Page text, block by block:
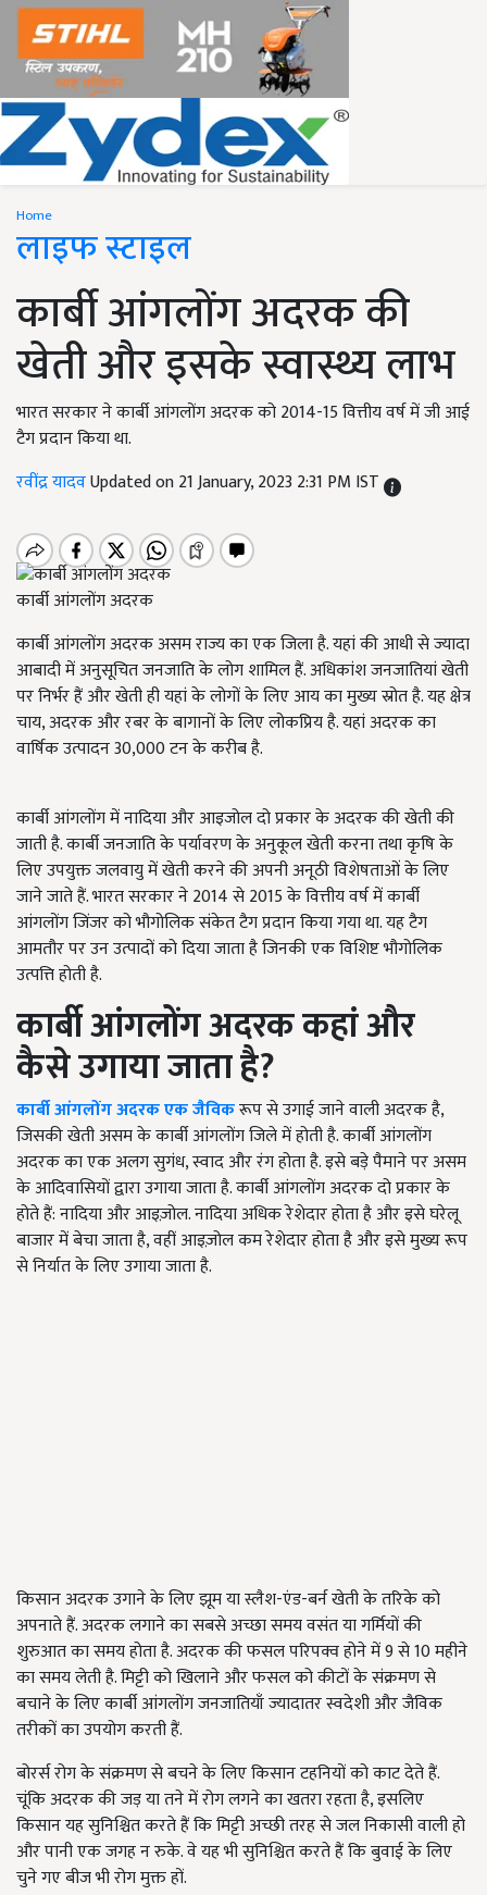
Home
लाइफ स्टाइल
कार्बी आंगलोंग अदरक की
खेती और इसके स्वास्थ्य लाभ
भारत सरकार ने कार्बी आंगलोंग अदरक को 2014-15 वित्तीय वर्ष में जी आई
टैग प्रदान किया था.
रवींद्र यादवUpdated on 21 January, 2023 2:31 PM IST
कार्बी आंगलोंग अदरक
कार्बी आंगलोंग अदरक असम राज्य का एक जिला है. यहां की आधी से ज्यादा
आबादी में अनुसूचित जनजाति के लोग शामिल हैं. अधिकांश जनजातियां खेती
पर निर्भर हैं और खेती ही यहां के लोगों के लिए आय का मुख्य स्रोत है. यह क्षेत्र
चाय,अदरक और रबर के बागानों के लिए लोकप्रिय है. यहां अदरक का
वार्षिक उत्पादन 30,000 टन के करीब है.
कार्बी आंगलोंग में नादिया और आइजोल दो प्रकार के अदरक की खेती की
जाती है. कार्बी जनजाति के पर्यावरण के अनुकूल खेती करना तथा कृषि के
लिए उपयुक्त जलवायु में खेती करने की अपनी अनूठी विशेषताओं के लिए
जाने जाते हैं. भारत सरकार ने 2014 से 2015 के वित्तीय वर्ष में कार्बी
आंगलोंग जिंजर को भौगोलिक संकेत टैग प्रदान किया गया था. यह टैग
आमतौर पर उन उत्पादों को दिया जाता है जिनकी एक विशिष्ट भौगोलिक
उत्पत्ति होती है.
कार्बी आंगलोंग अदरक कहां और
कैसे उगाया जाता है?
कार्बी आंगलोंग अदरक एक जैविकरूप से उगाई जाने वाली अदरक है,
जिसकी खेती असम के कार्बी आंगलोंग जिले में होती है. कार्बी आंगलोंग
अदरक का एक अलग सुगंध,स्वाद और रंग होता है. इसे बड़े पैमाने पर असम
के आदिवासियों द्वारा उगाया जाता है. कार्बी आंगलोंग अदरक दो प्रकार के
होते हैं: नादिया और आइज़ोल. नादिया अधिक रेशेदार होता है और इसे घरेलू
बाजार में बेचा जाता है,वहीं आइज़ोल कम रेशेदार होता है और इसे मुख्य रूप
से निर्यात के लिए उगाया जाता है.
किसान अदरक उगाने के लिए झूम या स्लैश-एंड-बर्न खेती के तरिके को
अपनाते हैं. अदरक लगाने का सबसे अच्छा समय वसंत या गर्मियों की
शुरुआत का समय होता है. अदरक की फसल परिपक्व होने में 9 से 10 महीने
का समय लेती है. मिट्टी को खिलाने और फसल को कीटों के संक्रमण से
बचाने के लिए कार्बी आंगलोंग जनजातियाँ ज्यादातर स्वदेशी और जैविक
तरीकों का उपयोग करती हैं.
बोरर्स रोग के संक्रमण से बचने के लिए किसान टहनियों को काट देते हैं.
चूंकि अदरक की जड़ या तने में रोग लगने का खतरा रहता है,इसलिए
किसान यह सुनिश्चित करते हैं कि मिट्टी अच्छी तरह से जल निकासी वाली हो
और पानी एक जगह न रुके. वे यह भी सुनिश्चित करते हैं कि बुवाई के लिए
चुने गए बीज भी रोग मुक्त हों.